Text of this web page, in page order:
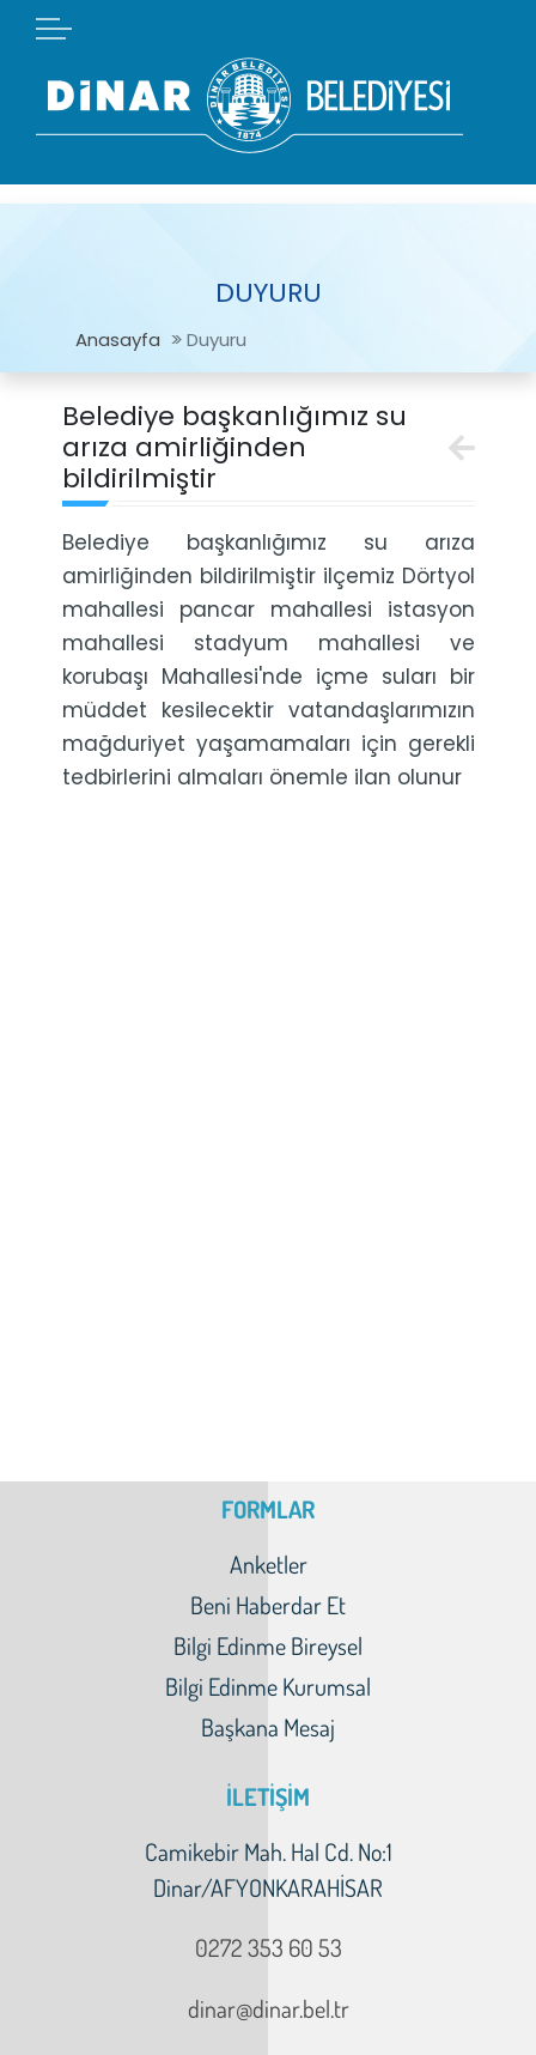
DUYURU
Anasayfa Duyuru
Belediye başkanlığımız su
arıza amirliğinden
bildirilmiştir
Belediye başkanlığımız su arıza
amirliğinden bildirilmiştir ilçemiz Dörtyol
mahallesi pancar mahallesi istasyon
mahallesi stadyum mahallesi ve
korubaşı Mahallesi'nde içme suları bir
müddet kesilecektir vatandaşlarımızın
mağduriyet yaşamamaları için gerekli
tedbirlerini almaları önemle ilan olunur
FORMLAR
Anketler
Beni Haberdar Et
Bilgi Edinme Bireysel
Bilgi Edinme Kurumsal
Başkana Mesaj
İLETİŞİM
Camikebir Mah. Hal Cd. No:1
Dinar/AFYONKARAHİSAR
0272 353 60 53
dinar@dinar.bel.tr